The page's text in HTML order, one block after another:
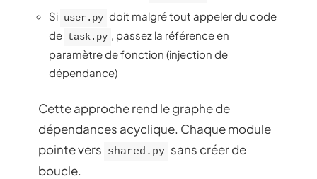
Si user.py doit malgré tout appeler du code
de task.py , passez la référence en
paramètre de fonction (injection de
dépendance)
Cette approche rend le graphe de
dépendances acyclique. Chaque module
pointe vers shared.py sans créer de
boucle.